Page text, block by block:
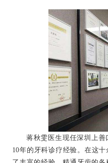
蒋秋雯医生现任深圳上
10年的牙科诊疗经验。在这